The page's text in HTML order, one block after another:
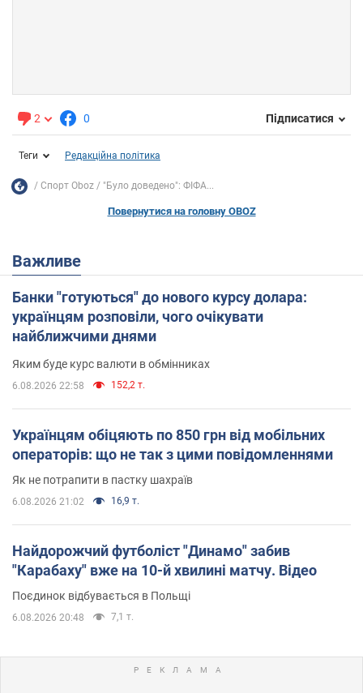
2 0 Підписатися
Теги Редакційна політика
Спорт Oboz "Було доведено": ФІФА...
Повернутися на головну OBOZ
Важливе
Банки "готуються" до нового курсу долара:
українцям розповіли, чого очікувати
найближчими днями
Яким буде курс валюти в обмінниках
6.08.2026 22:58 152,2 т.
Українцям обіцяють по 850 грн від мобільних
операторів: що не так з цими повідомленнями
Як не потрапити в пастку шахраїв
6.08.2026 21:02 16,9 т.
Найдорожчий футболіст "Динамо" забив
"Карабаху" вже на 10-й хвилині матчу. Відео
Поєдинок відбувається в Польщі
6.08.2026 20:48 7,1 т.